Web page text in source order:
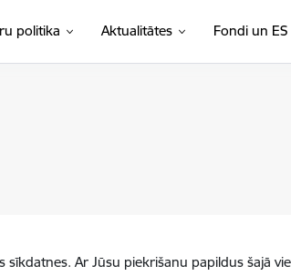
politika Aktualitātes Fondi un ES
Ar Jūsu piekrišanu papildus šajā